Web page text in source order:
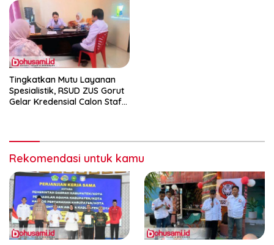
Tingkatkan Mutu Layanan
Spesialistik, RSUD ZUS Gorut
Gelar Kredensial Calon Staf
Rekomendasi untuk kamu